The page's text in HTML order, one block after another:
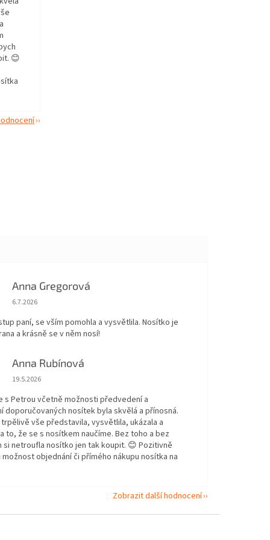
😊
Anna Gregorová
Hodnocení obchodu je 5 z 5 hvězdiček.
6.7.2026
paní, se vším pomohla a vysvětlila. Nosítko je
a krásně se v něm nosí!
Anna Rubínová
Hodnocení obchodu je 5 z 5 hvězdiček.
19.5.2026
s Petrou včetně možnosti předvedení a
doporučovaných nosítek byla skvělá a přínosná.
vše představila, vysvětlila, ukázala a
to, že se s nosítkem naučíme. Bez toho a bez
si netroufla nosítko jen tak koupit. 😊 Pozitivně
objednání či přímého nákupu nosítka na
Zobrazit další hodnocení